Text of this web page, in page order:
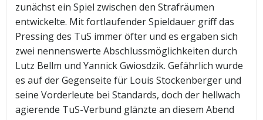
zunächst ein Spiel zwischen den Strafräumen
entwickelte. Mit fortlaufender Spieldauer griff das
Pressing des TuS immer öfter und es ergaben sich
zwei nennenswerte Abschlussmöglichkeiten durch
Lutz Bellm und Yannick Gwiosdzik. Gefährlich wurde
es auf der Gegenseite für Louis Stockenberger und
seine Vorderleute bei Standards, doch der hellwach
agierende TuS-Verbund glänzte an diesem Abend